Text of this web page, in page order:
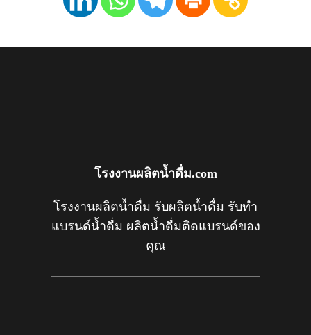
โรงงานผลิตน้ำดื่ม.com
โรงงานผลิตน้ำดื่ม รับผลิตน้ำดื่ม รับทำ
แบรนด์น้ำดื่ม ผลิตน้ำดื่มติดแบรนด์ของ
คุณ